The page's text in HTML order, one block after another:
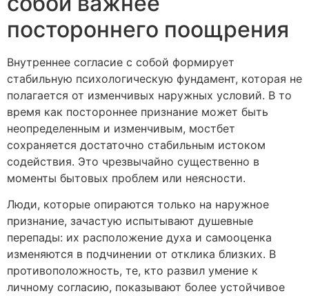
постороннего поощрения
Внутреннее согласие с собой формирует
стабильную психологическую фундамент, которая не
полагается от изменчивых наружных условий. В то
время как постороннее признание может быть
неопределенным и изменчивым, мостбет
сохраняется достаточно стабильным истоком
содействия. Это чрезвычайно существенно в
моменты бытовых проблем или неясности.
Люди, которые опираются только на наружное
признание, зачастую испытывают душевные
перепады: их расположение духа и самооценка
изменяются в подчинении от отклика близких. В
противоположность, те, кто развил умение к
личному согласию, показывают более устойчивое